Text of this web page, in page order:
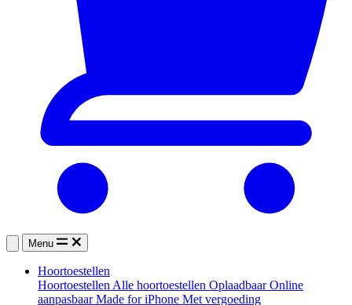
Menu
Hoortoestellen
HoortoestellenAlle hoortoestellen OplaadbaarOnline
aanpasbaarMade for iPhone Met vergoeding